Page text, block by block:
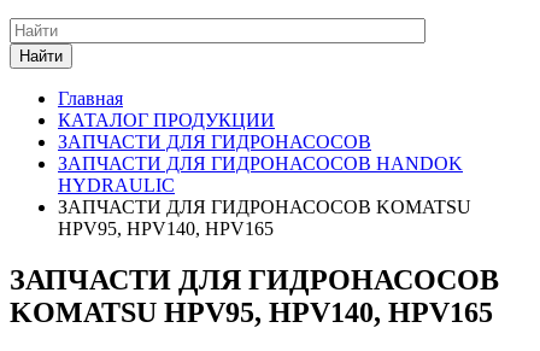
Найти
Главная
КАТАЛОГ ПРОДУКЦИИ
ЗАПЧАСТИ ДЛЯ ГИДРОНАСОСОВ
ЗАПЧАСТИ ДЛЯ ГИДРОНАСОСОВ HANDOK
HYDRAULIC
ЗАПЧАСТИ ДЛЯ ГИДРОНАСОСОВ KOMATSU
HPV95, HPV140, HPV165
ЗАПЧАСТИ ДЛЯ ГИДРОНАСОСОВ
KOMATSU HPV95, HPV140, HPV165